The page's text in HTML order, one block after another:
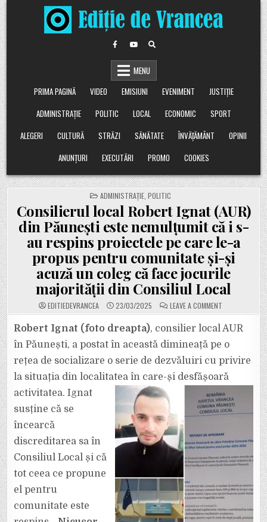
Skip
to
content
MENU
PRIMA PAGINĂ
VIDEO EMISIUNI EVENIMENT
JUSTIȚIE
ADMINISTRAȚIE
POLITIC LOCAL ECONOMIC
SPORT
ALEGERI
CULTURĂ STRĂZI SĂNĂTATE ÎNVĂȚĂMÂNT
OPINII
ANUNȚURI
EXECUTĂRI PROMO COOKIES
POSTED
IN
ADMINISTRAȚIE POLITIC
Consilierul local Robert Ignat (AUR)
din Păunești este nemulțumit că i s-
au respins proiectele pe care le-a
propus pentru comunitate și-și
acuză un coleg că face jocurile
majorității din Consiliul Local
EDITIEDEVRANCEA 23/03/2025 LEAVE A COMMENT
CONSILIERUL
ROBERT
IGNAT
(AUR)
DIN
PĂUNEȘTI
ESTE
CĂ
I
S-
AU
RESPINS
PROIECTELE
LE-
A
PROPUS
PENTRU
COMUNITATE
ACUZĂ
UN
COLEG
FACE
JOCURILE
Robert Ignat (foto dreapta), consilier local AUR
în Păunești, a postat în această dimineață pe o
rețea de socializare o serie de dezvăluiri cu privire
la situația din localitatea în care-și desfășoară
activitatea. Ignat
susține că se
încearcă
discreditarea sa în
Consiliul Local și că
tot ceea ce propune
el pentru
comunitate este